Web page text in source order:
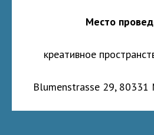
Место
креативное
Blumenstrasse 29, 80331